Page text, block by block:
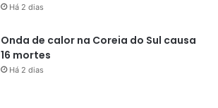
Há 2 dias
Onda de calor na Coreia do Sul causa
16 mortes
Há 2 dias